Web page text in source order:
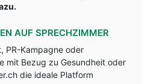
AUF SPRECHZIMMER
PR-Kampagne oder
mit Bezug zu Gesundheit oder
die ideale Platform